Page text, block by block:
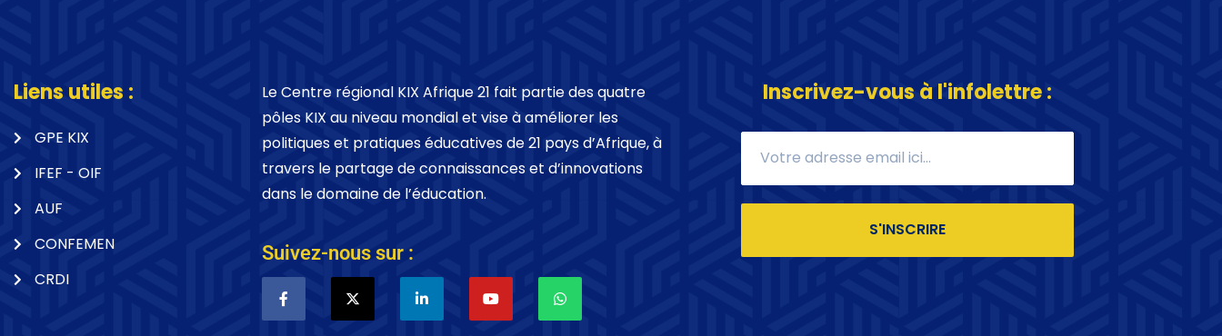
Liens utiles :
GPE KIX
IFEF - OIF
AUF
CONFEMEN
CRDI
Le Centre régional KIX Afrique 21 fait partie des quatre
pôles KIX au niveau mondial et vise à améliorer les
politiques et pratiques éducatives de 21 pays d’Afrique, à
travers le partage de connaissances et d’innovations
dans le domaine de l’éducation.
Suivez-nous sur :
Inscrivez-vous à l'infolettre :
S'INSCRIRE